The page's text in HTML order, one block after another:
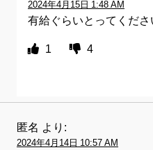
2024年4月15日 1:48 AM
有給ぐらいとってくださ
1 4
匿名 より:
2024年4月14日 10:57 AM